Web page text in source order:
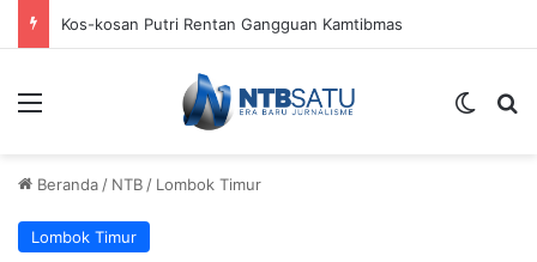
Kos-kosan Putri Rentan Gangguan Kamtibmas
Menu
Beranda / NTB / Lombok Timur
Lombok Timur